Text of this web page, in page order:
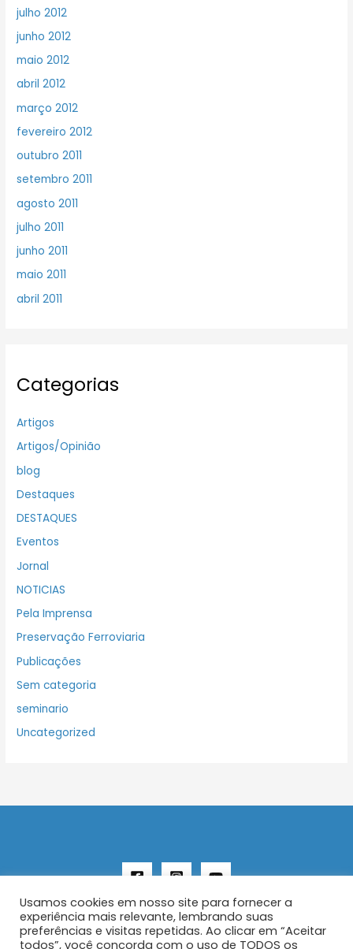
julho 2012
junho 2012
maio 2012
abril 2012
março 2012
fevereiro 2012
outubro 2011
setembro 2011
agosto 2011
julho 2011
junho 2011
maio 2011
abril 2011
Categorias
Artigos
Artigos/Opinião
blog
Destaques
DESTAQUES
Eventos
Jornal
NOTICIAS
Pela Imprensa
Preservação Ferroviaria
Publicações
Sem categoria
seminario
Uncategorized
Usamos cookies em nosso site para fornecer a
experiência mais relevante, lembrando suas
preferências e visitas repetidas. Ao clicar em “Aceitar
todos”, você concorda com o uso de TODOS os